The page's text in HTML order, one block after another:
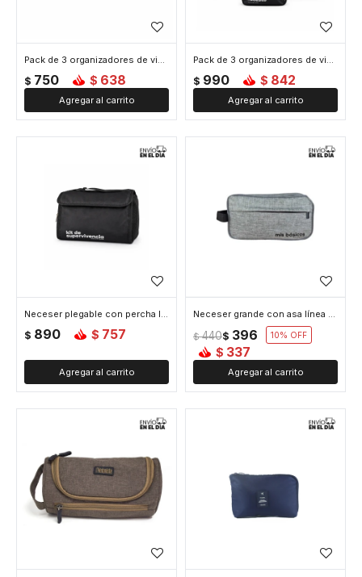
Pack de 3 organizadores de viaje
$ 750 $ 638
Pack de 3 organizadores de viaje con cierre compresor
$ 990 $ 842
Neceser plegable con percha línea Mis Petates
$ 890 $ 757
Neceser grande con asa línea Mis Petates
$ 396
$ 440 10
$ 337